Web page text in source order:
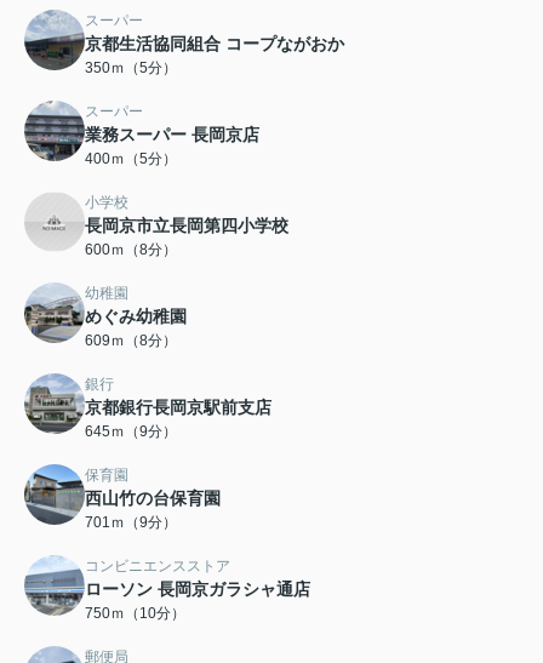
スーパー
京都生活協同組合 コープながおか
350ｍ（5分）
スーパー
業務スーパー 長岡京店
400ｍ（5分）
小学校
長岡京市立長岡第四小学校
600ｍ（8分）
幼稚園
めぐみ幼稚園
609ｍ（8分）
銀行
京都銀行長岡京駅前支店
645ｍ（9分）
保育園
西山竹の台保育園
701ｍ（9分）
コンビニエンスストア
ローソン 長岡京ガラシャ通店
750ｍ（10分）
郵便局